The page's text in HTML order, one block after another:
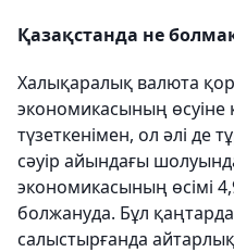
Қазақстанда не
Халықаралық валюта
экономикасының
түзеткенімен, ол әлі
сәуір айындағы
экономикасының өсімі
болжануда. Бұл
салыстырғанда